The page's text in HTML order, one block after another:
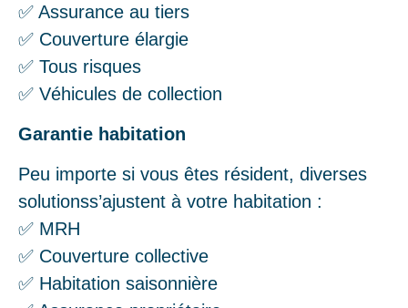
✅ Assurance au tiers
✅ Couverture élargie
✅ Tous risques
✅ Véhicules de collection
Garantie habitation
Peu importe si vous êtes résident, diverses
solutionss’ajustent à votre habitation :
✅ MRH
✅ Couverture collective
✅ Habitation saisonnière